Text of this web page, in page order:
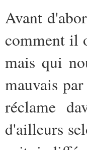
Avant
comment il
mais qui
mauvais
réclame
d'ailleurs